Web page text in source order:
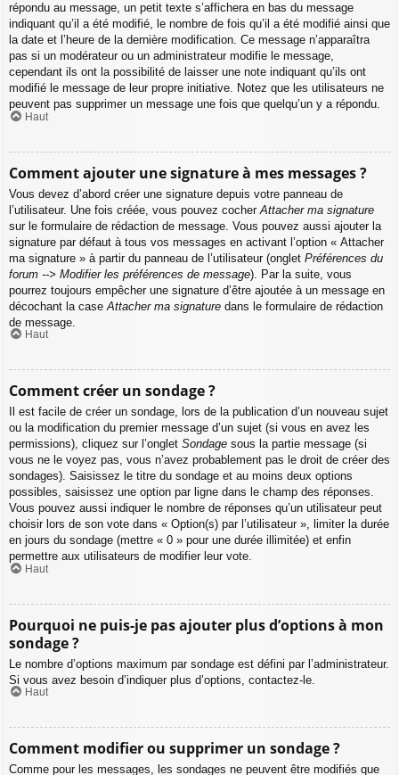
répondu au message, un petit texte s’affichera en bas du message
indiquant qu’il a été modifié, le nombre de fois qu’il a été modifié ainsi que
la date et l’heure de la dernière modification. Ce message n’apparaîtra
pas si un modérateur ou un administrateur modifie le message,
cependant ils ont la possibilité de laisser une note indiquant qu’ils ont
modifié le message de leur propre initiative. Notez que les utilisateurs ne
peuvent pas supprimer un message une fois que quelqu’un y a répondu.
Haut
Comment ajouter une signature à mes messages ?
Vous devez d’abord créer une signature depuis votre panneau de
l’utilisateur. Une fois créée, vous pouvez cocher Attacher ma signature
sur le formulaire de rédaction de message. Vous pouvez aussi ajouter la
signature par défaut à tous vos messages en activant l’option « Attacher
ma signature » à partir du panneau de l’utilisateur (onglet Préférences du
forum --> Modifier les préférences de message). Par la suite, vous
pourrez toujours empêcher une signature d’être ajoutée à un message en
décochant la case Attacher ma signature dans le formulaire de rédaction
de message.
Haut
Comment créer un sondage ?
Il est facile de créer un sondage, lors de la publication d’un nouveau sujet
ou la modification du premier message d’un sujet (si vous en avez les
permissions), cliquez sur l’onglet Sondage sous la partie message (si
vous ne le voyez pas, vous n’avez probablement pas le droit de créer des
sondages). Saisissez le titre du sondage et au moins deux options
possibles, saisissez une option par ligne dans le champ des réponses.
Vous pouvez aussi indiquer le nombre de réponses qu’un utilisateur peut
choisir lors de son vote dans « Option(s) par l’utilisateur », limiter la durée
en jours du sondage (mettre « 0 » pour une durée illimitée) et enfin
permettre aux utilisateurs de modifier leur vote.
Haut
Pourquoi ne puis-je pas ajouter plus d’options à mon
sondage ?
Le nombre d’options maximum par sondage est défini par l’administrateur.
Si vous avez besoin d’indiquer plus d’options, contactez-le.
Haut
Comment modifier ou supprimer un sondage ?
Comme pour les messages, les sondages ne peuvent être modifiés que